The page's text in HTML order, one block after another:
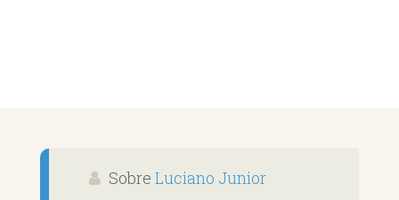
Sobre Luciano Junior